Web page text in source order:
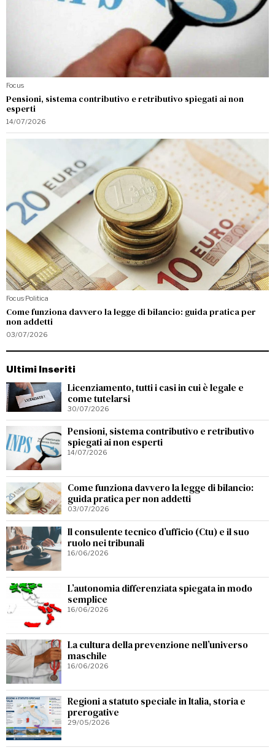
Focus
Pensioni, sistema contributivo e retributivo spiegati ai non
esperti
14/07/2026
Focus·Politica
Come funziona davvero la legge di bilancio: guida pratica per
non addetti
03/07/2026
Ultimi Inseriti
Licenziamento, tutti i casi in cui è legale e
come tutelarsi
30/07/2026
Pensioni, sistema contributivo e retributivo
spiegati ai non esperti
14/07/2026
Come funziona davvero la legge di bilancio:
guida pratica per non addetti
03/07/2026
Il consulente tecnico d’ufficio (Ctu) e il suo
ruolo nei tribunali
16/06/2026
L’autonomia differenziata spiegata in modo
semplice
16/06/2026
La cultura della prevenzione nell’universo
maschile
16/06/2026
Regioni a statuto speciale in Italia, storia e
prerogative
29/05/2026